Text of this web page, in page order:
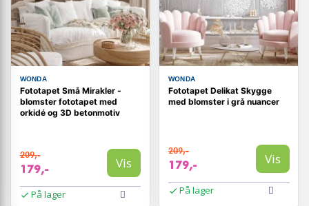
WONDA
Fototapet Små Mirakler -
blomster fototapet med
orkidé og 3D betonmotiv
209,-
179,- Vis
På lager
WONDA
Fototapet Delikat Skygge
med blomster i grå nuancer
209,-
179,- Vis
På lager